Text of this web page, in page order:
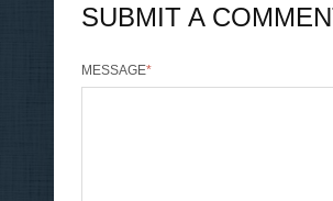
SUBMIT A
MESSAGE*